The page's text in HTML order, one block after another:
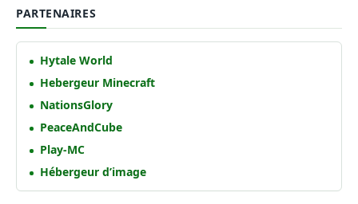
PARTENAIRES
Hytale World
Hebergeur Minecraft
NationsGlory
PeaceAndCube
Play-MC
Hébergeur d’image